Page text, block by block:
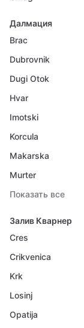
Далмация
Brac
Dubrovnik
Dugi Otok
Hvar
Imotski
Korcula
Makarska
Murter
Показать все
Залив Кварнер
Cres
Crikvenica
Krk
Losinj
Opatija